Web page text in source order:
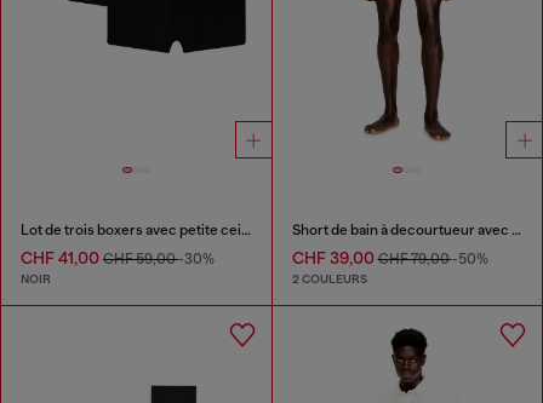
Lot de trois boxers avec petite ceinture à logo
CHF 41,00 CHF 59,00-30%
NOIR
Short de bain à decourtueur avec logo en contour
CHF 39,00CHF 79,00-50%
2 COULEURS